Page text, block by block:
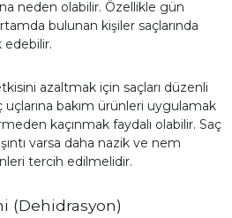
neden olabilir. Özellikle gün
bulunan kişiler saçlarında
azaltmak için saçları düzenli
bakım ürünleri uygulamak
kaçınmak faydalı olabilir. Saç
varsa daha nazik ve nem
tercih edilmelidir.
(Dehidrasyon)